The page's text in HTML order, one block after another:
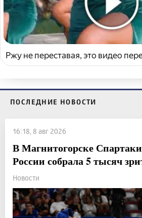
Ржу не переставая, это видео
ПОСЛЕДНИЕ НОВОСТИ
16:18, 8 авг 2026
В Магнитогорске
России собрала 5 тысяч
Новости